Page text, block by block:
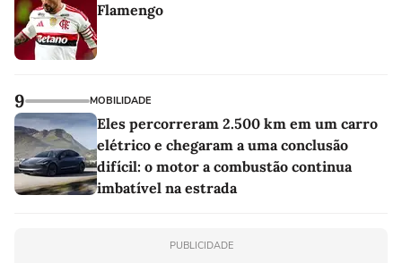
Flamengo
9 MOBILIDADE
Eles percorreram 2.500 km em um carro
elétrico e chegaram a uma conclusão
difícil: o motor a combustão continua
imbatível na estrada
PUBLICIDADE